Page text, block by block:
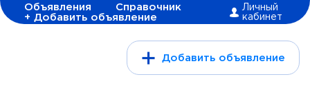
Объявления
Справочник
+ Добавить объявление
Личный
кабинет
Добавить объявление